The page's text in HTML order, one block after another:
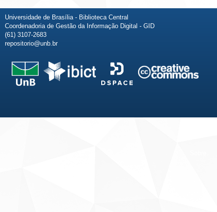
Universidade de Brasília - Biblioteca Central
Coordenadoria de Gestão da Informação Digital - GID
(61) 3107-2683
repositorio@unb.br